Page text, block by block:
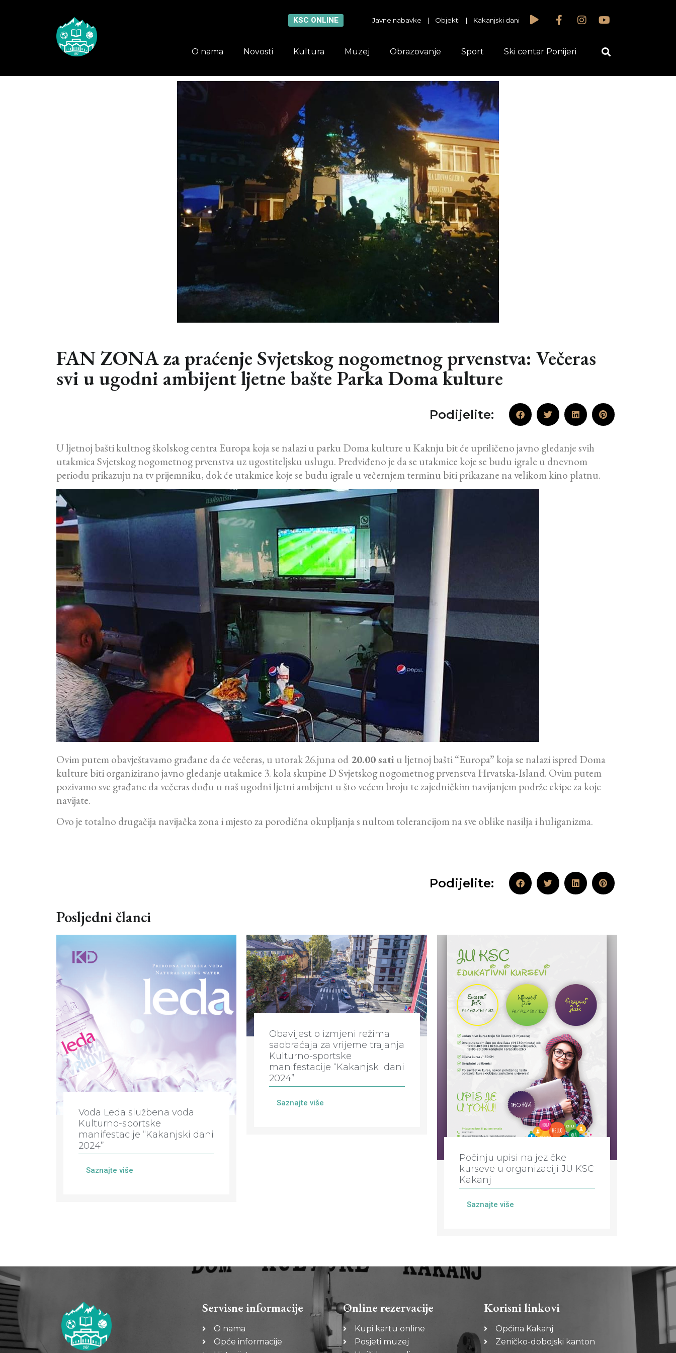
KSC ONLINE Javne nabavke | Objekti | Kakanjski dani
O nama Novosti Kultura Muzej Obrazovanje Sport Ski centar Ponijeri
FAN ZONA za praćenje Svjetskog nogometnog prvenstva: Večeras
svi u ugodni ambijent ljetne bašte Parka Doma kulture
Podijelite:
U ljetnoj bašti kultnog školskog centra Europa koja se nalazi u parku Doma kulture u Kaknju bit će upriličeno javno gledanje svih
utakmica Svjetskog nogometnog prvenstva uz ugostiteljsku uslugu. Predviđeno je da se utakmice koje se budu igrale u dnevnom
periodu prikazuju na tv prijemniku, dok će utakmice koje se budu igrale u večernjem terminu biti prikazane na velikom kino platnu.
Ovim putem obavještavamo građane da će večeras, u utorak 26.juna od 20.00 sati u ljetnoj bašti “Europa” koja se nalazi ispred Doma
kulture biti organizirano javno gledanje utakmice 3. kola skupine D Svjetskog nogometnog prvenstva Hrvatska-Island. Ovim putem
pozivamo sve građane da večeras dođu u naš ugodni ljetni ambijent u što većem broju te zajedničkim navijanjem podrže ekipe za koje
navijate.
Ovo je totalno drugačija navijačka zona i mjesto za porodična okupljanja s nultom tolerancijom na sve oblike nasilja i huliganizma.
Podijelite:
Posljedni članci
Voda Leda službena voda
Kulturno-sportske
manifestacije “Kakanjski dani
2024”
Saznajte više
Obavijest o izmjeni režima
saobraćaja za vrijeme trajanja
Kulturno-sportske
manifestacije “Kakanjski dani
2024”
Saznajte više
Počinju upisi na jezičke
kurseve u organizaciji JU KSC
Kakanj
Saznajte više
Servisne informacije
O nama
Opće informacije
Online rezervacije
Kupi kartu online
Posjeti muzej
Korisni linkovi
Općina Kakanj
Zeničko-dobojski kanton